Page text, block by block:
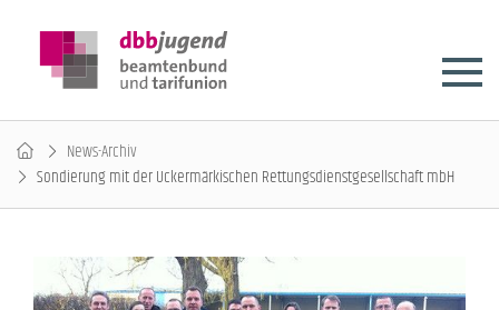
News-Archiv
Sondierung mit der Uckermärkischen Rettungsdienstgesellschaft mbH